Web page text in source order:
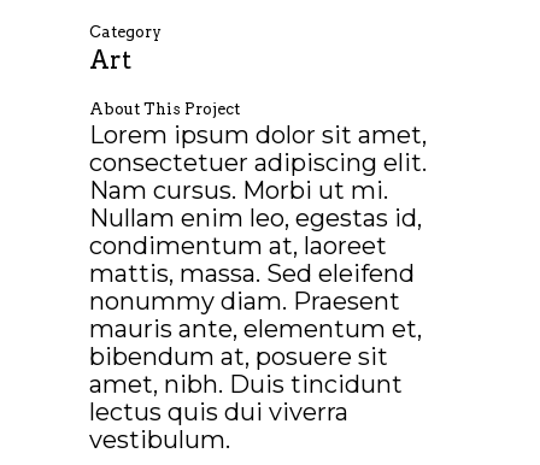
Category
Art
About This Project
Lorem ipsum dolor sit amet,
consectetuer adipiscing elit.
Nam cursus. Morbi ut mi.
Nullam enim leo, egestas id,
condimentum at, laoreet
mattis, massa. Sed eleifend
nonummy diam. Praesent
mauris ante, elementum et,
bibendum at, posuere sit
amet, nibh. Duis tincidunt
lectus quis dui viverra
vestibulum.